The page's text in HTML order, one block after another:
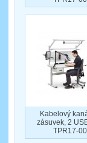
Kabelový
zásuvek, 2
TPR17-